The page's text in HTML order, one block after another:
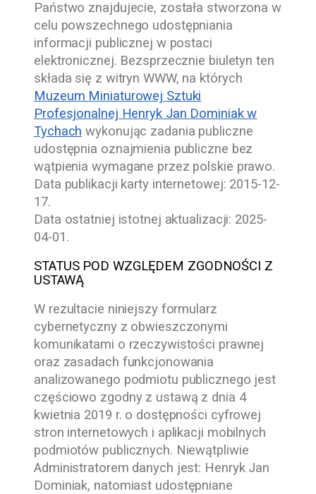
Państwo znajdujecie, została stworzona w
celu powszechnego udostępniania
informacji publicznej w postaci
elektronicznej. Bezsprzecznie biuletyn ten
składa się z witryn WWW, na których
Muzeum Miniaturowej Sztuki
Profesjonalnej Henryk Jan Dominiak w
Tychach wykonując zadania publiczne
udostępnia oznajmienia publiczne bez
wątpienia wymagane przez polskie prawo.
Data publikacji karty internetowej: 2015-12-
17.
Data ostatniej istotnej aktualizacji: 2025-
04-01.
STATUS POD WZGLĘDEM ZGODNOŚCI Z
USTAWĄ
W rezultacie niniejszy formularz
cybernetyczny z obwieszczonymi
komunikatami o rzeczywistości prawnej
oraz zasadach funkcjonowania
analizowanego podmiotu publicznego jest
częściowo zgodny z ustawą z dnia 4
kwietnia 2019 r. o dostępności cyfrowej
stron internetowych i aplikacji mobilnych
podmiotów publicznych. Niewątpliwie
Administratorem danych jest: Henryk Jan
Dominiak, natomiast udostępniane